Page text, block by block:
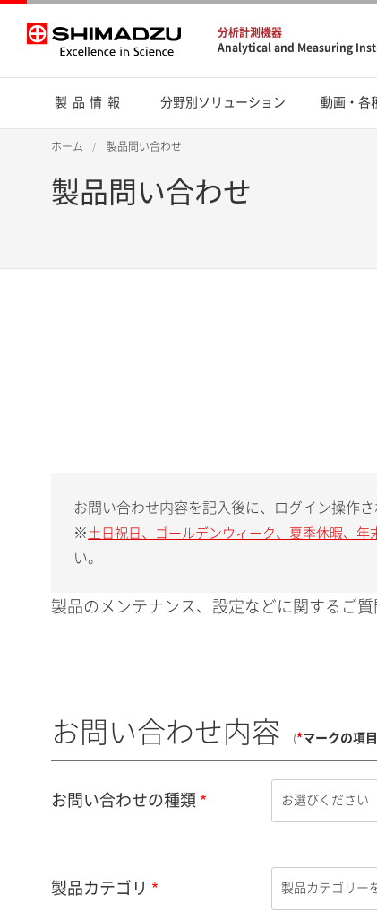
分析計測機器
Analytical and Measuring
製品情報 分野別ソリューション 動画・各
ホーム 製品問い合わせ
製品問い合わせ
お問い合わせ内容を記入後に、ログイン操作
※ 土日祝日、ゴールデンウィーク、夏季休暇、年
い。
製品のメンテナンス、設定などに関するご質
お問い合わせ内容 (*マークの項
お問い合わせの種類
製品カテゴリ